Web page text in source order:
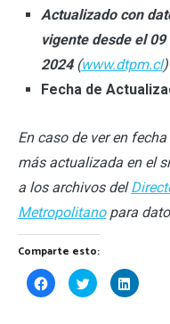
Actualizado con
vigente desde el
2024(www.dtpm.cl)
Fecha de
En caso de ver en
más actualizada en el
a los archivos del
Metropolitanopara
Comparte esto:
Haz
clic
Haz
clic
Haz
clic